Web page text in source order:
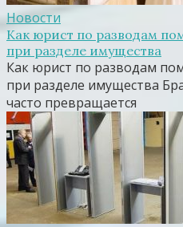
Новости
Как юрист по разводам
при разделе имущества
Как юрист по разводам
при разделе имущества
часто превращается